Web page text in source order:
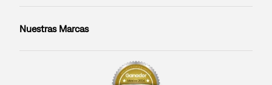
Nuestras Marcas